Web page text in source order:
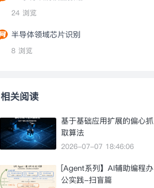
24 浏览
半导体领域芯片识别
8 浏览
相关阅读
基于基础应用扩展的偏心抓
取算法
2026-07-07 18:46:06
[Agent系列】AI辅助编程办
公实践-扫盲篇